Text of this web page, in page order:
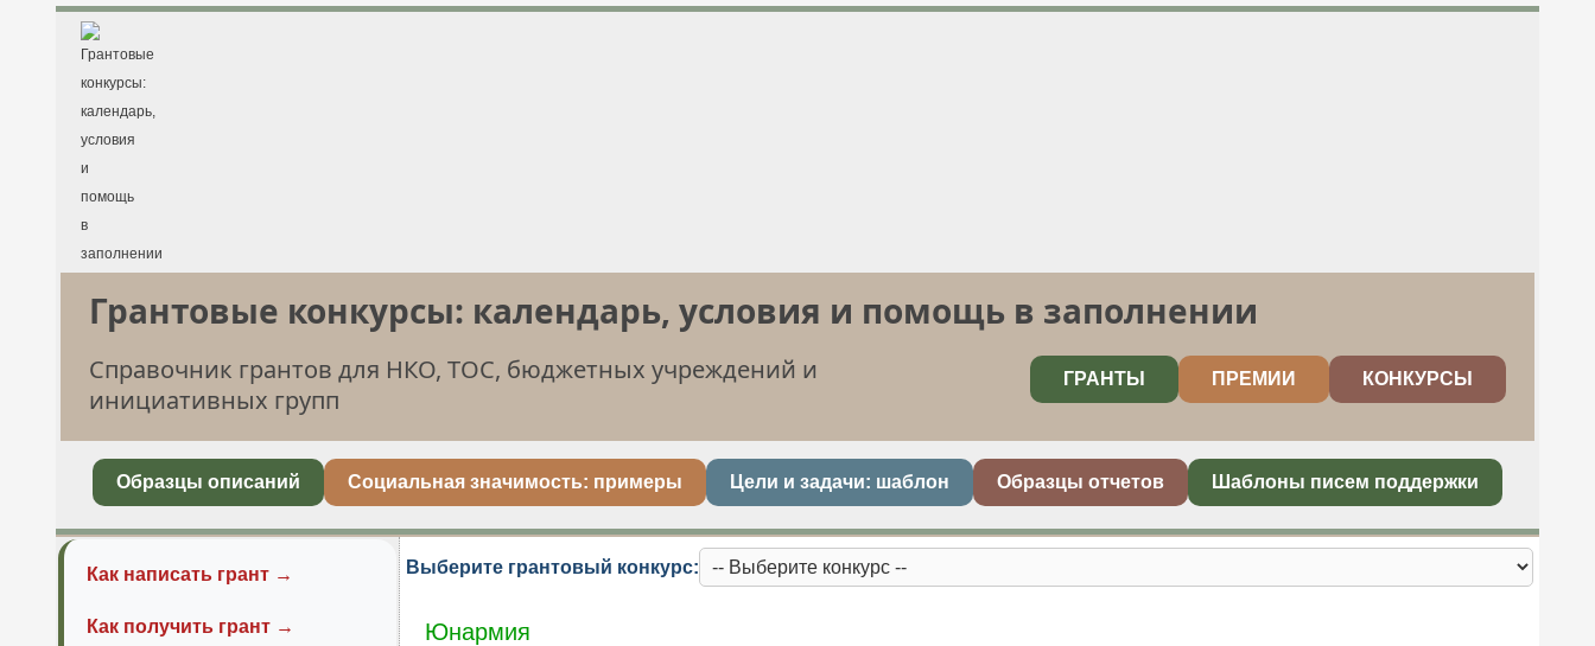
Грантовые конкурсы: календарь, условия и помощь в заполнении
Справочник грантов для НКО, ТОС, бюджетных учреждений и
инициативных групп
ГРАНТЫ ПРЕМИИ КОНКУРСЫ
Образцы описаний Социальная значимость: примеры Цели и задачи: шаблон Образцы отчетов Шаблоны писем поддержки
Как написать грант →
Как получить грант →
Выберите грантовый конкурс:
Юнармия